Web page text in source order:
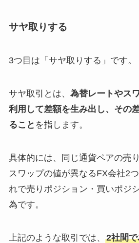
サヤ取りする
3つ目は「サヤ取りする」です。
サヤ取引とは、 為替レートやス
利用して差額を生み出し、その
ること を指します。
具体的には、同じ通貨ペアの売
スワップの値が異なるFX会社2
れで売りポジション・買いポジ
為です。
上記のような取引では、 2社間